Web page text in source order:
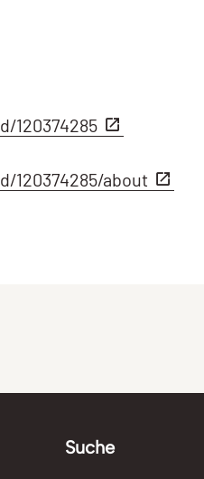
120374285
120374285/about
Suche